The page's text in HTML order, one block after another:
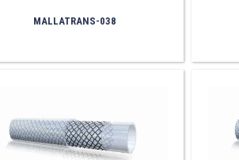
MALLATRANS-038